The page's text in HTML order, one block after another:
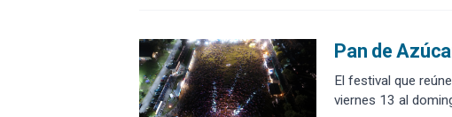
Pan de
El festival que
viernes 13 al